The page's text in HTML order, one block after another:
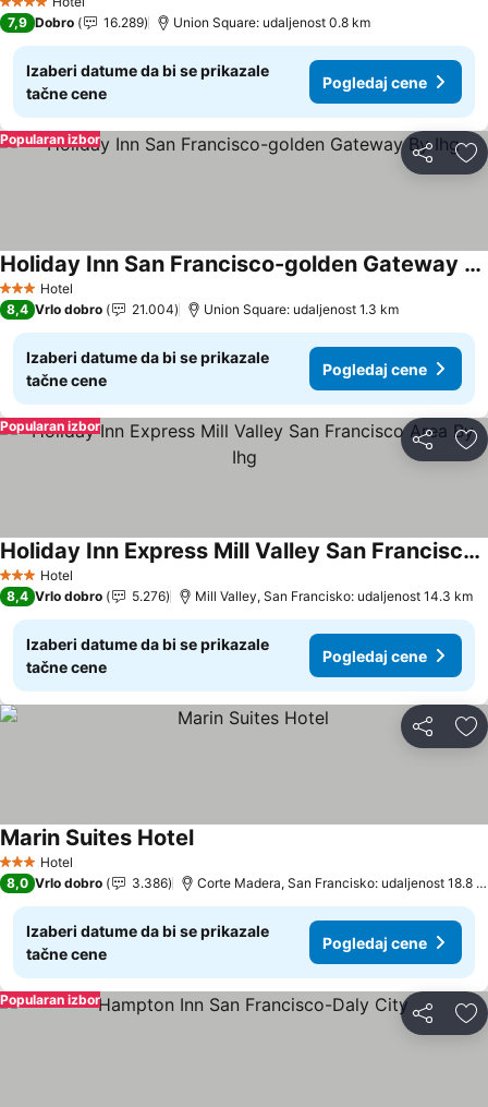
4 Zvezdice
7,9 Dobro 16.289 Union Square: udaljenost 0.8 km
Izaberi datume da bi se prikazale
tačne cene
Pogledaj cene
Deli
Popularan izbor
3 Zvezdice
Hotel
Holiday Inn San Francisco-golden Gateway By Ihg
Pogledaj cene
8,4 Vrlo dobro 21.004 Union Square: udaljenost 1.3 km
Izaberi datume da bi se prikazale
tačne cene
Pogledaj cene
Deli
Popularan izbor
3 Zvezdice
Hotel
Holiday Inn Express Mill Valley San Francisco Area By Ihg
Pogledaj cene
8,4 Vrlo dobro 5.276 Mill Valley, San Francisko: udaljenost 14.3 km
Izaberi datume da bi se prikazale
tačne cene
Pogledaj cene
Deli
3 Zvezdice
Hotel
Marin Suites HotelPogledaj cene
8,0 Vrlo dobro 3.386 Corte Madera, San Francisko: udaljenost 18.8
Izaberi datume da bi se prikazale
tačne cene
Pogledaj cene
Deli
Popularan izbor